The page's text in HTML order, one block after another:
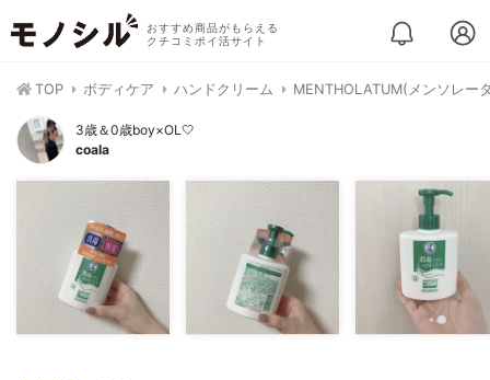
おすすめ商品がもらえる
クチコミポイ活サイト
TOP ボディケア ハンドクリーム MENTHOLATUM(メンソレー
3歳＆0歳boy×OL🤍
coala